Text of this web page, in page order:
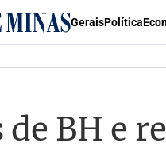
GeraisPolítica
de BH e